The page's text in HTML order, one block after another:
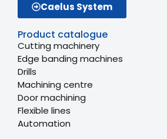
Caelus System
Product catalogue
Cutting machinery
Edge banding machines
Drills
Machining centre
Door machining
Flexible lines
Automation